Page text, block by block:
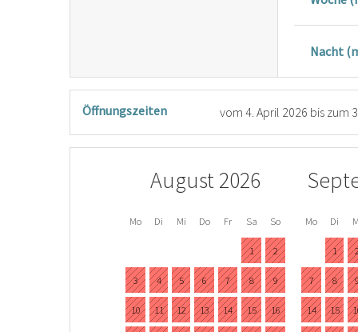
Nacht
Öffnungszeiten vom 4. April 2026 bis zum
August 2026
Mo Di Mi Do Fr Sa So
1 2
3 4 5 6 7 8 9
10 11 12 13 14 15 16
Mo Di
1
7 8
14 15